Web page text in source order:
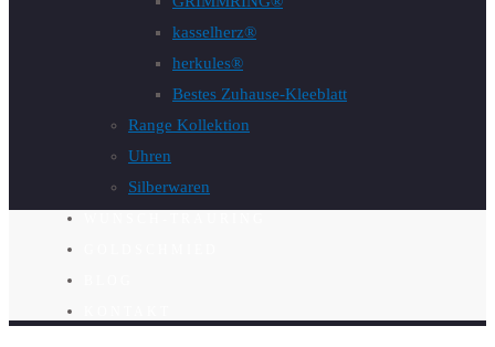
kasselherz®
herkules®
Bestes Zuhause-Kleeblatt
Range Kollektion
Uhren
Silberwaren